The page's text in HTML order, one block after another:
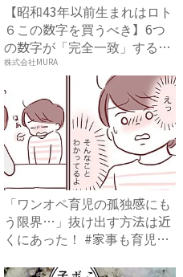
【昭和43年以前生まれはロト
６この数字を買うべき】6つ
の数字が「完全一致」する
方...
株式会社MURA
「ワンオペ育児の孤独感にも
う限界…」抜け出す方法は近
くにあった！ #家事も育児